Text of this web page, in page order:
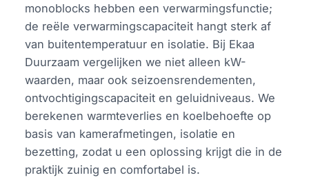
monoblocks hebben een verwarmingsfunctie;
de reële verwarmingscapaciteit hangt sterk af
van buitentemperatuur en isolatie. Bij Ekaa
Duurzaam vergelijken we niet alleen kW-
waarden, maar ook seizoensrendementen,
ontvochtigingscapaciteit en geluidniveaus. We
berekenen warmteverlies en koelbehoefte op
basis van kamerafmetingen, isolatie en
bezetting, zodat u een oplossing krijgt die in de
praktijk zuinig en comfortabel is.